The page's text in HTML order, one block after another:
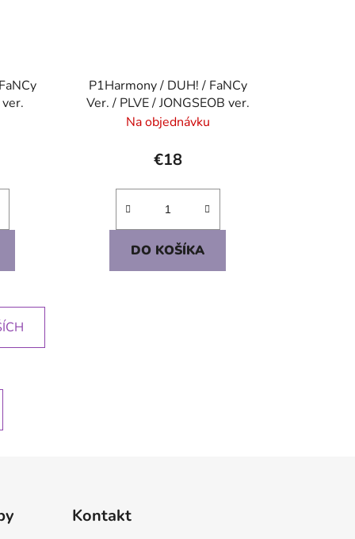
P1Harmony / DUH! / FaNCy
Ver. / PLVE / JONGSEOB ver.
Na objednávku
€18
DO KOŠÍKA
Kontakt